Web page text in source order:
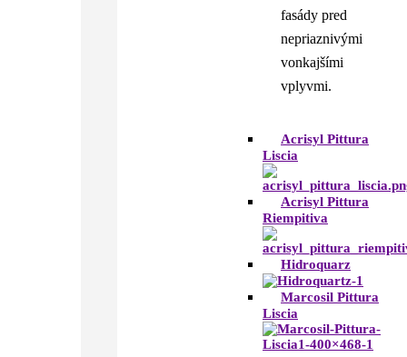
fasády pred
nepriaznivými
vonkajšími
vplyvmi.
Acrisyl Pittura
Liscia
Acrisyl Pittura
Riempitiva
Hidroquarz
Marcosil Pittura
Liscia